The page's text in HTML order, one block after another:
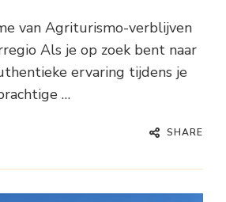
van Agriturismo-verblijven
Als je op zoek bent naar
ervaring tijdens je
…
SHARE